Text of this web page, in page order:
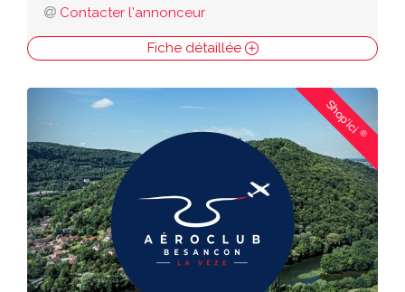
Contacter l'annonceur
Fiche détaillée
Shop'ici®